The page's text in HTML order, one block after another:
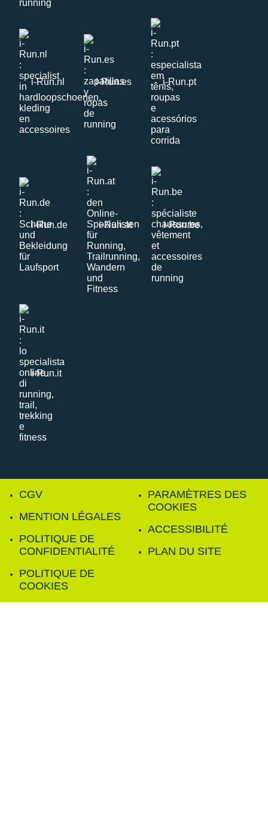
i-Run.nl i-Run.es i-Run.pt
i-Run.de i-Run.at i-Run.be
i-Run.it
CGV
MENTION LÉGALES
POLITIQUE DE
CONFIDENTIALITÉ
POLITIQUE DE
COOKIES
PARAMÈTRES DES
COOKIES
ACCESSIBILITÉ
PLAN DU SITE